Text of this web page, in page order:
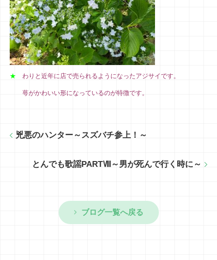
★ わりと近年に店で売られるようになったアジサイです。
萼がかわいい形になっているのが特徴です。
兇悪のハンター～スズバチ参上！～
とんでも歌謡PARTⅧ～男が死んで行く時に～
ブログ一覧へ戻る